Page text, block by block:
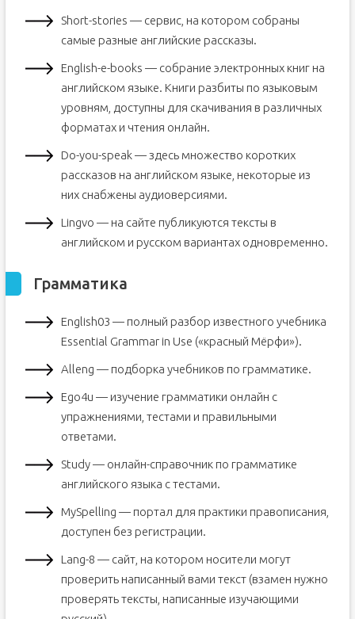
Short-stories — сервис, на котором собраны
самые разные английские рассказы.
English-e-books — собрание электронных книг на
английском языке. Книги разбиты по языковым
уровням, доступны для скачивания в различных
форматах и чтения онлайн.
Do-you-speak — здесь множество коротких
рассказов на английском языке, некоторые из
них снабжены аудиоверсиями.
Lingvo — на сайте публикуются тексты в
английском и русском вариантах одновременно.
Грамматика
English03 — полный разбор известного учебника
Essential Grammar in Use («красный Мёрфи»).
Alleng — подборка учебников по грамматике.
Ego4u — изучение грамматики онлайн с
упражнениями, тестами и правильными
ответами.
Study — онлайн-справочник по грамматике
английского языка с тестами.
MySpelling — портал для практики правописания,
доступен без регистрации.
Lang-8 — сайт, на котором носители могут
проверить написанный вами текст (взамен нужно
проверять тексты, написанные изучающими